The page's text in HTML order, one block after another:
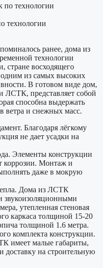
технологии
ранее, дома из
технологии
стране восходящего
одним из самых высоких
В готовом виде дом,
ЛСТК, представляет собой
способна выдержать
ветра и снежных масс.
Благодаря лёгкому
не дает усадки на
Элементы конструкции
коррозии. Монтаж и
даже в мокрую
Дома из ЛСТК
звукоизоляционными
утепленная стеновая
каркаса толщиной 15-20
толщиной 1.6 метра.
комплекта конструкции.
имеет малые габариты,
доставку на строительную